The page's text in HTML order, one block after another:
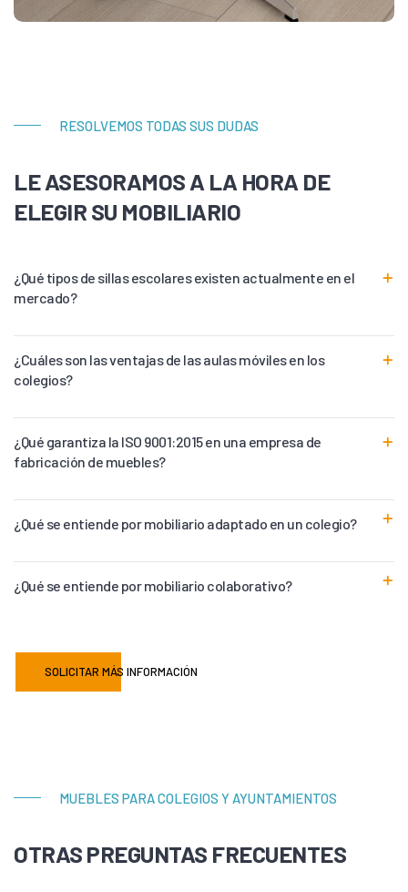
RESOLVEMOS TODAS SUS DUDAS
LE ASESORAMOS A LA HORA DE
ELEGIR SU MOBILIARIO
¿Qué tipos de sillas escolares existen actualmente en el
mercado?
¿Cuáles son las ventajas de las aulas móviles en los
colegios?
¿Qué garantiza la ISO 9001:2015 en una empresa de
fabricación de muebles?
¿Qué se entiende por mobiliario adaptado en un colegio?
¿Qué se entiende por mobiliario colaborativo?
SOLICITAR MÁS INFORMACIÓN
MUEBLES PARA COLEGIOS Y AYUNTAMIENTOS
OTRAS PREGUNTAS FRECUENTES